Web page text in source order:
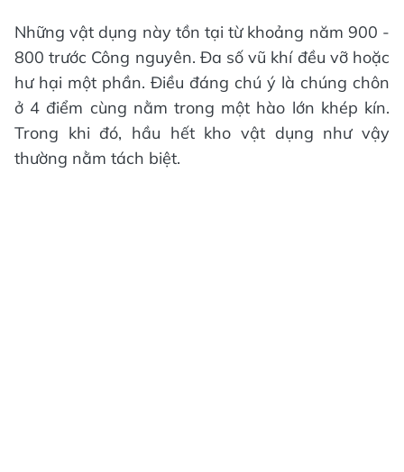
Những vật dụng này tồn tại từ khoảng năm 900 -
800 trước Công nguyên. Đa số vũ khí đều vỡ hoặc
hư hại một phần. Điều đáng chú ý là chúng chôn
ở 4 điểm cùng nằm trong một hào lớn khép kín.
Trong khi đó, hầu hết kho vật dụng như vậy
thường nằm tách biệt.